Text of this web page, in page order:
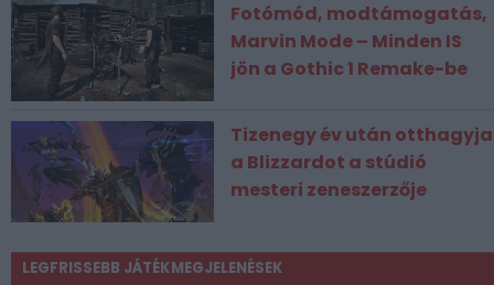
Fotómód, modtámogatás,
Marvin Mode – Minden IS
jön a Gothic 1 Remake-be
Tizenegy év után otthagyja
a Blizzardot a stúdió
mesteri zeneszerzője
LEGFRISSEBB JÁTÉKMEGJELENÉSEK